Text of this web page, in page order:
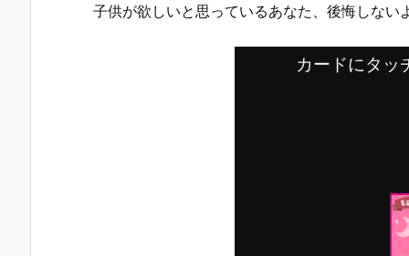
子供が欲しいと思っているあなた、後悔しな
カードにタッ